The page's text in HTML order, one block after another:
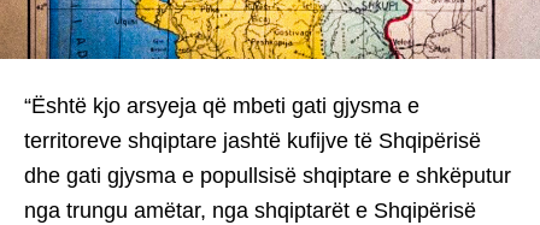
“Është kjo arsyeja që mbeti gati gjysma e
territoreve shqiptare jashtë kufijve të Shqipërisë
dhe gati gjysma e popullsisë shqiptare e shkëputur
nga trungu amëtar, nga shqiptarët e Shqipërisë